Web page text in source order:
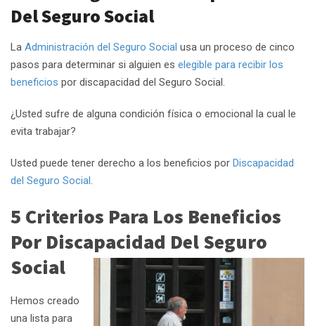
Del Seguro Social
La Administración del Seguro Social usa un proceso de cinco
pasos para determinar si alguien es elegible para recibir los
beneficios por discapacidad del Seguro Social.
¿Usted sufre de alguna condición física o emocional la cual le
evita trabajar?
Usted puede tener derecho a los beneficios por Discapacidad
del Seguro Social.
5 Criterios Para Los Beneficios
Por Discapacidad Del Seguro
Social
Hemos creado
una lista para